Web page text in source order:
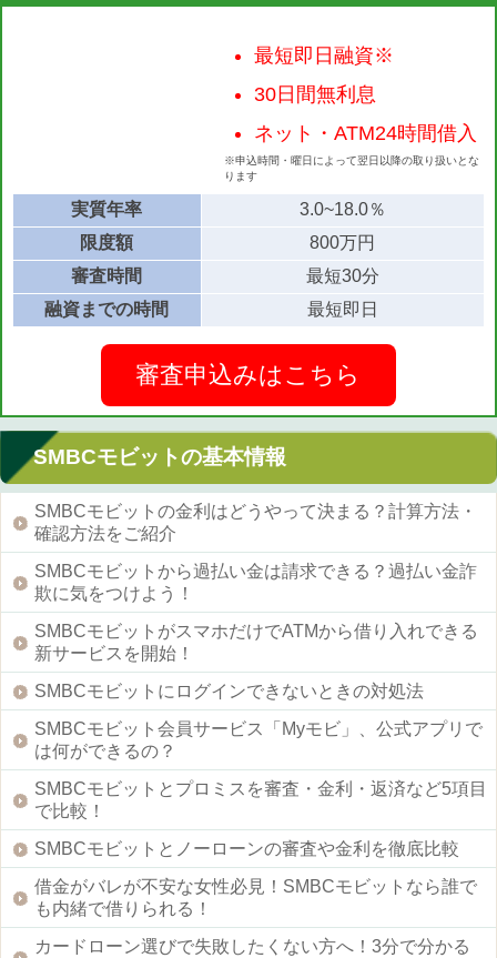
最短即日融資※
30日間無利息
ネット・ATM24時間借入
※申込時間・曜日によって翌日以降の取り扱いとな
ります
実質年率
3.0~18.0％
限度額
800万円
審査時間
最短30分
融資までの時間
最短即日
審査申込みはこちら
SMBCモビットの基本情報
SMBCモビットの金利はどうやって決まる？計算方法・
確認方法をご紹介
SMBCモビットから過払い金は請求できる？過払い金詐
欺に気をつけよう！
SMBCモビットがスマホだけでATMから借り入れできる
新サービスを開始！
SMBCモビットにログインできないときの対処法
SMBCモビット会員サービス「Myモビ」、公式アプリで
は何ができるの？
SMBCモビットとプロミスを審査・金利・返済など5項目
で比較！
SMBCモビットとノーローンの審査や金利を徹底比較
借金がバレが不安な女性必見！SMBCモビットなら誰で
も内緒で借りられる！
カードローン選びで失敗したくない方へ！3分で分かる